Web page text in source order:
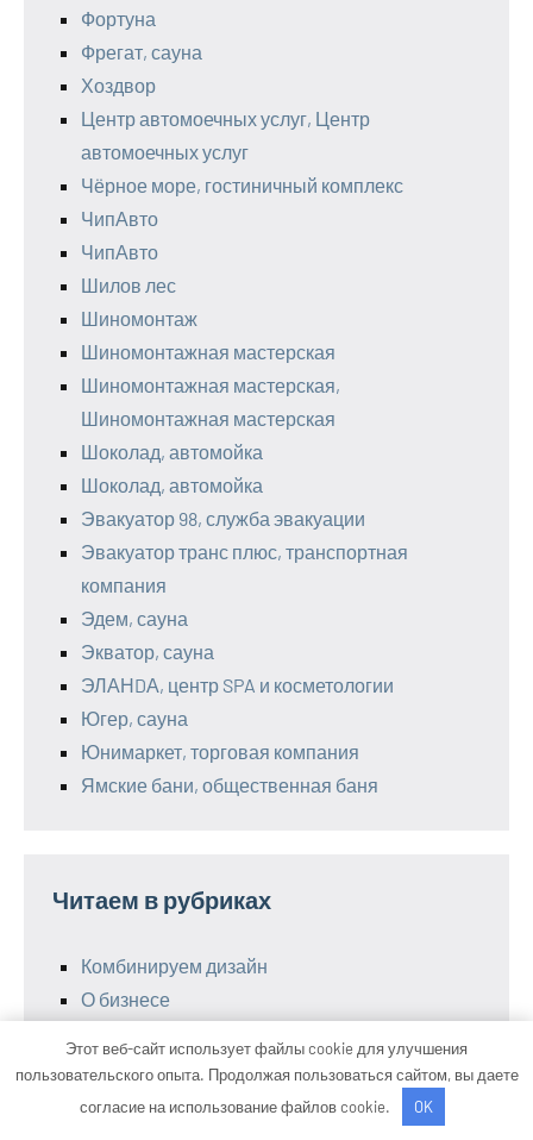
Фортуна
Фрегат, сауна
Хоздвор
Центр автомоечных услуг, Центр
автомоечных услуг
Чёрное море, гостиничный комплекс
ЧипАвто
ЧипАвто
Шилов лес
Шиномонтаж
Шиномонтажная мастерская
Шиномонтажная мастерская,
Шиномонтажная мастерская
Шоколад, автомойка
Шоколад, автомойка
Эвакуатор 98, служба эвакуации
Эвакуатор транс плюс, транспортная
компания
Эдем, сауна
Экватор, сауна
ЭЛАНDА, центр SPA и косметологии
Югер, сауна
Юнимаркет, торговая компания
Ямские бани, общественная баня
Читаем в рубриках
Комбинируем дизайн
О бизнесе
Ремонт техники своими руками
Этот веб-сайт использует файлы cookie для улучшения
пользовательского опыта. Продолжая пользоваться сайтом, вы даете
согласие на использование файлов cookie.
OK